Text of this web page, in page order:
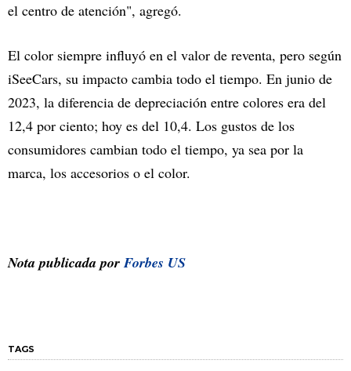
el centro de atención", agregó.
El color siempre influyó en el valor de reventa, pero según
iSeeCars, su impacto cambia todo el tiempo. En junio de
2023, la diferencia de depreciación entre colores era del
12,4 por ciento; hoy es del 10,4. Los gustos de los
consumidores cambian todo el tiempo, ya sea por la
marca, los accesorios o el color.
Nota publicada porForbes US
TAGS